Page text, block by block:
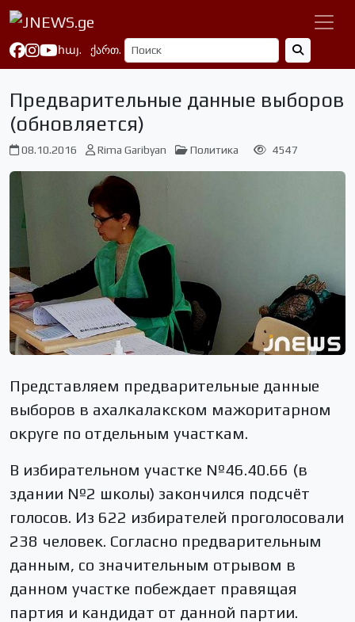
հայ. ქართ.
Предварительные данные выборов
(обновляется)
08.10.2016 Rima Garibyan Политика 4547
Представляем предварительные данные
выборов в ахалкалакском мажоритарном
округе по отдельным участкам.
В избирательном участке №46.40.66 (в
здании №2 школы) закончился подсчёт
голосов. Из 622 избирателей проголосовали
238 человек. Согласно предварительным
данным, со значительным отрывом в
данном участке побеждает правящая
партия и кандидат от данной партии.